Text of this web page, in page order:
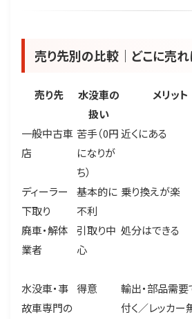
売り先別の比較｜どこに売
売り先
水没車の
扱い
メリット
一般中古車
店
苦手（0円
になりが
ち）
近くにある
ディーラー
下取り
基本的に
不利
乗り換えが楽
廃車・解体
業者
引取り中
心
処分はできる
水没車・事
故車専門の
得意
輸出・部品需
付く／レッカー